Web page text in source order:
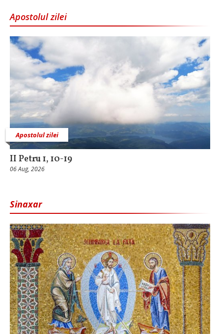
Apostolul zilei
Apostolul zilei
II Petru 1, 10-19
06 Aug, 2026
Sinaxar